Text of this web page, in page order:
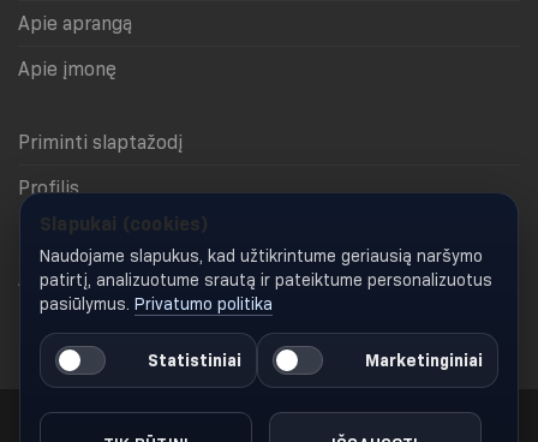
Apie aprangą
Apie įmonę
Priminti slaptažodį
Profilis
Krepšelis
Apmokėjimas
Keisti slapukų nustatymus
Slapukai (cookies)
Naudojame slapukus, kad užtikrintume geriausią naršymo
patirtį, analizuotume srautą ir pateiktume personalizuotus
pasiūlymus. Privatumo politika
Statistiniai Marketinginiai